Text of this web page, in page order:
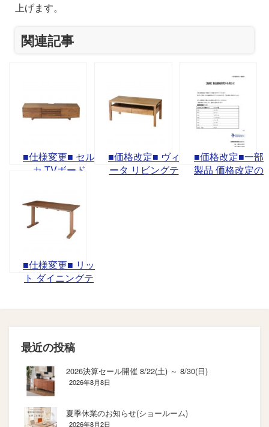
上げます。
関連記事
■仕様変更■ セル
カ TVボード
■価格改定■ ヴィ
ータ リビングテ
■価格改定■一部
製品 価格改定の
■仕様変更■ リッ
ト ダイニングテ
最近の投稿
2026決算セール開催 8/22(土) ～ 8/30(日)
2026年8月8日
夏季休業のお知らせ(ショールーム)
2026年8月2日